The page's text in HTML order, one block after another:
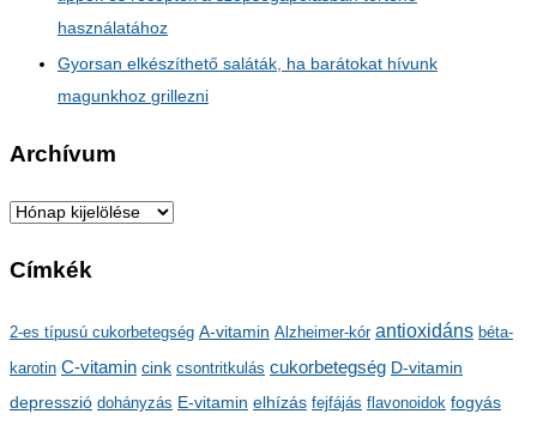
használatához
Gyorsan elkészíthető saláták, ha barátokat hívunk
magunkhoz grillezni
Archívum
A
c
í
v
u
Címkék
2-es típusú cukorbetegség A-vitamin Alzheimer-kór antioxidáns béta-
karotin C-vitamin cink csontritkulás cukorbetegség D-vitamin
depresszió dohányzás E-vitamin elhízás fejfájás flavonoidok fogyás